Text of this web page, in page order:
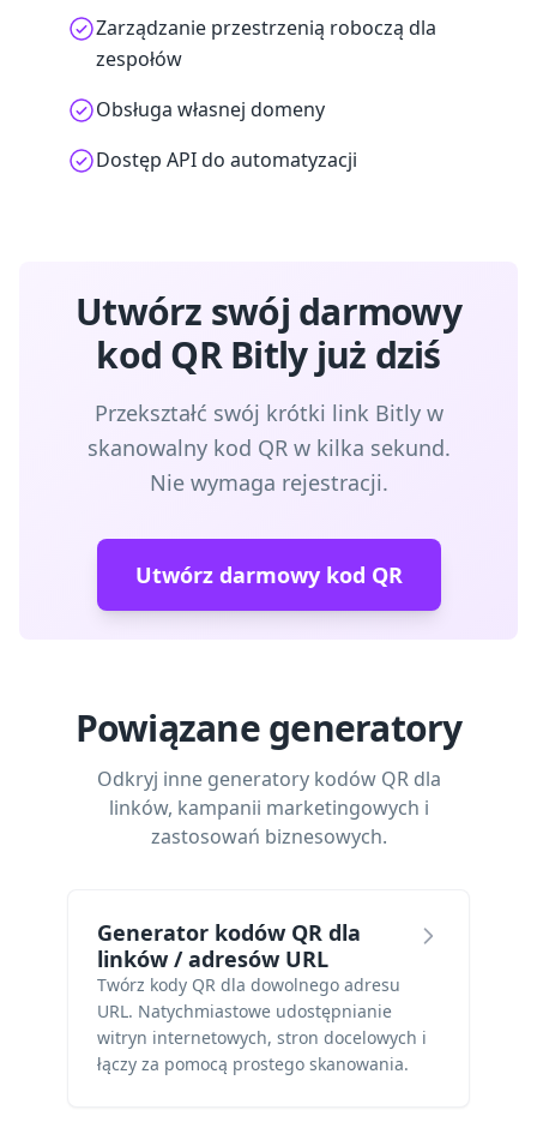
Zarządzanie przestrzenią roboczą dla
zespołów
Obsługa własnej domeny
Dostęp API do automatyzacji
Utwórz swój darmowy
kod QR Bitly już dziś
Przekształć swój krótki link Bitly w
skanowalny kod QR w kilka sekund.
Nie wymaga rejestracji.
Utwórz darmowy kod QR
Powiązane generatory
Odkryj inne generatory kodów QR dla
linków, kampanii marketingowych i
zastosowań biznesowych.
Generator kodów QR dla
linków / adresów URL
Twórz kody QR dla dowolnego adresu
URL. Natychmiastowe udostępnianie
witryn internetowych, stron docelowych i
łączy za pomocą prostego skanowania.